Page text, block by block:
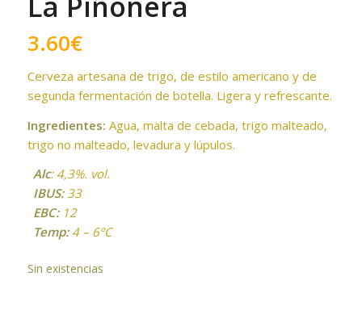
3.60€
Cerveza artesana de trigo, de estilo americano y de
segunda fermentación de botella. Ligera y refrescante.
Ingredientes: Agua, malta de cebada, trigo malteado,
trigo no malteado, levadura y lúpulos.
Alc: 4,3%. vol.
IBUS:33
EBC:12
Temp:4 – 6ºC
Sin existencias